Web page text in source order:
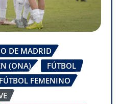
DE MADRID
(ONA)
FÚTBOL
FÚTBOL FEMENINO